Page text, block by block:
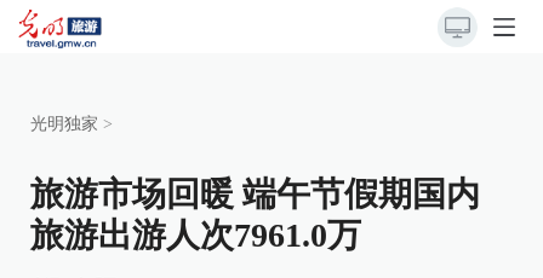
光明独家 >
旅游市场回暖 端午节假期国内
旅游出游人次7961.0万